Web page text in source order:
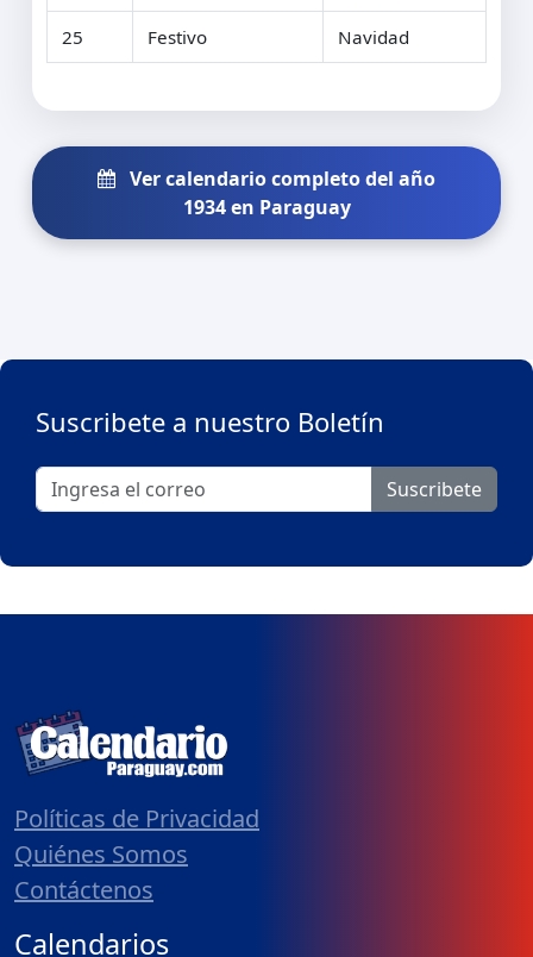
25 Festivo Navidad
Ver calendario completo del año
1934 en Paraguay
Suscribete a nuestro Boletín
Suscribete
Políticas de Privacidad
Quiénes Somos
Contáctenos
Calendarios